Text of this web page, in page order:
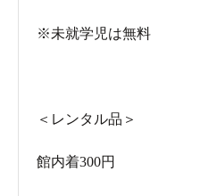
※未就学児は無料
＜レンタル品＞
館内着300円